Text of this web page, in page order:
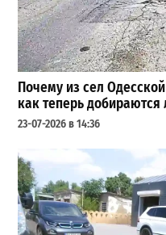
Почему из сел
как теперь
23-07-2026 в 14:36